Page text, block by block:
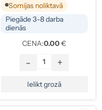
Somijas noliktavā
Piegāde 3-8 darba
dienās
CENA:0.00 €
- +
Ielikt grozā